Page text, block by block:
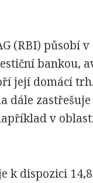
(RBI) působí v
bankou,
její domácí
dále
v
k dispozici 14,8